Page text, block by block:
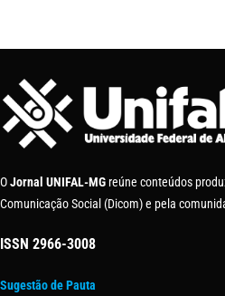
OJornal UNIFAL-MG reúne conteúdos
Comunicação Social (Dicom) e pela
ISSN 2966-3008
Sugestão de Pauta